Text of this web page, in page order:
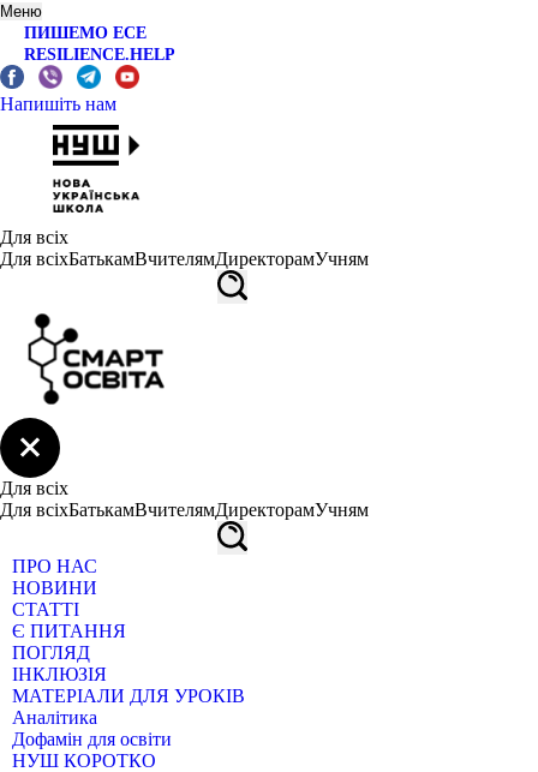
Меню
ПИШЕМО ЕСЕ
RESILIENCE.HELP
Напишіть нам
Для всіх
Для всіхБатькамВчителямДиректорамУчням
Для всіх
Для всіхБатькамВчителямДиректорамУчням
ПРО НАС
НОВИНИ
СТАТТІ
Є ПИТАННЯ
ПОГЛЯД
ІНКЛЮЗІЯ
МАТЕРІАЛИ ДЛЯ УРОКІВ
Аналітика
Дофамін для освіти
НУШ КОРОТКО